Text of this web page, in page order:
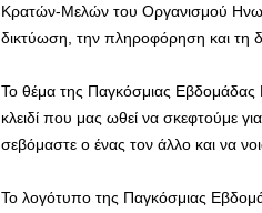
Κρατών-Μελών του Οργανισμού
δικτύωση, την πληροφόρηση και τη
Το θέμα της Παγκόσμιας Εβδομάδας
κλειδί που μας ωθεί να σκεφτούμε
σεβόμαστε ο ένας τον άλλο και να
Το λογότυπο της Παγκόσμιας